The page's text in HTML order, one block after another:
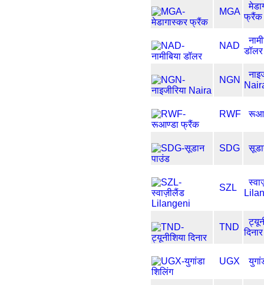
MGA
फ्रैंक
NAD
डॉलर
NGN
RWF
SDG
SZL
TND
दिनार
UGX